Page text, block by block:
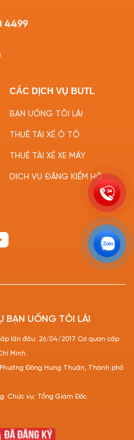
4499
CÁC DỊCH VỤ BUTL
BẠN UỐNG TÔI LÁI
THUÊ TÀI XẾ Ô TÔ
THUÊ TÀI XẾ XE MÁY
DỊCH VỤ ĐĂNG KIỂM HỘ
BẠN UỐNG TÔI LÁI
lần đầu: 26/04/2017. Cơ quan cấp:
Minh.
Đông Hưng Thuận, Thành phố
Chức vụ: Tổng Giám Đốc